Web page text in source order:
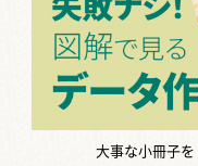
大事な小冊子